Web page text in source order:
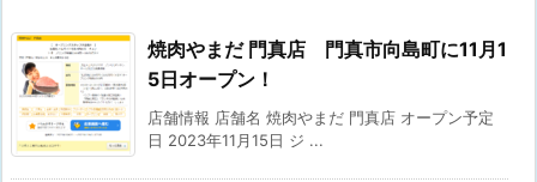
焼肉やまだ 門真店 門真市向島町に11月1
5日オープン！
店舗情報 店舗名 焼肉やまだ 門真店 オープン予定
日 2023年11月15日 ジ ...